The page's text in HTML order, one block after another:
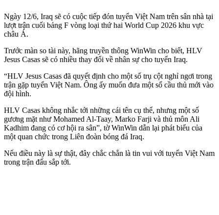
Ngày 12/6, Iraq sẽ có cuộc tiếp đón tuyển Việt Nam trên sân nhà tại
lượt trận cuối bảng F vòng loại thứ hai World Cup 2026 khu vực
châu Á.
Trước màn so tài này, hãng truyền thông WinWin cho biết, HLV
Jesus Casas sẽ có nhiều thay đổi về nhân sự cho tuyển Iraq.
“HLV Jesus Casas đã quyết định cho một số trụ cột nghỉ ngơi trong
trận gặp tuyển Việt Nam. Ông ấy muốn đưa một số cầu thủ mới vào
đội hình.
HLV Casas không nhắc tới những cái tên cụ thể, nhưng một số
gương mặt như Mohamed Al-Taay, Marko Farji và thủ môn Ali
Kadhim đang có cơ hội ra sân”, tờ WinWin dẫn lại phát biểu của
một quan chức trong Liên đoàn bóng đá Iraq.
Nếu điều này là sự thật, đây chắc chắn là tin vui với tuyển Việt Nam
trong trận đấu sắp tới.